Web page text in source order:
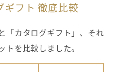
ギフト 徹底比較
「カタログギフト」、それ
を比較しました。